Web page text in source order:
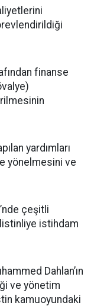
finanse
yardımları
yönelmesini ve
çeşitli
istihdam
Dahlan’ın
ve yönetim
kamuoyundaki